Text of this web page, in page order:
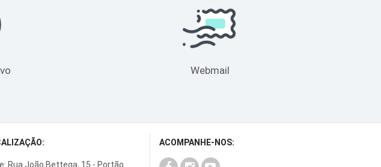
Webmail
Rua João Bettega, 15 - Portão
ACOMPANHE-NOS: